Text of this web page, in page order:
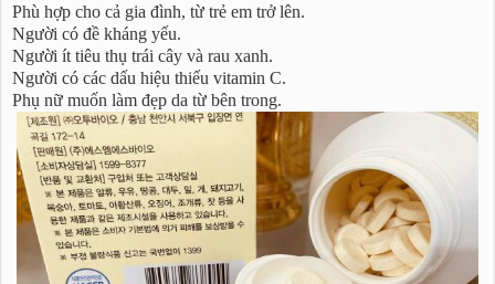
Phù hợp cho cả gia đình, từ trẻ em trở lên.
Người có đề kháng yếu.
Người ít tiêu thụ trái cây và rau xanh.
Người có các dấu hiệu thiếu vitamin C.
Phụ nữ muốn làm đẹp da từ bên trong.